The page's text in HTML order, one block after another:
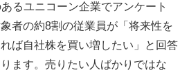
るユニコーン企業でアンケート
者の約8割の従業員が「将来性を
ば自社株を買い増したい」と回答
ます。売りたい人ばかりではな